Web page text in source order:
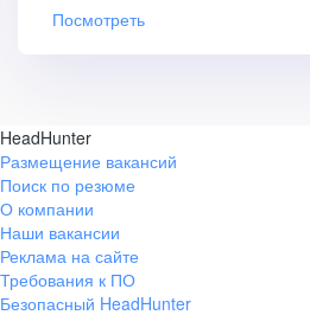
Посмотреть
HeadHunter
Размещение вакансий
Поиск по резюме
О компании
Наши вакансии
Реклама на сайте
Требования к ПО
Безопасный HeadHunter